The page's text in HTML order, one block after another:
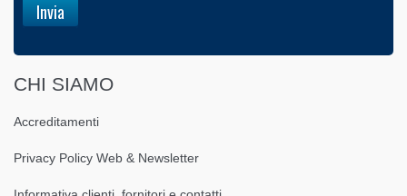
CHI SIAMO
Accreditamenti
Privacy Policy Web & Newsletter